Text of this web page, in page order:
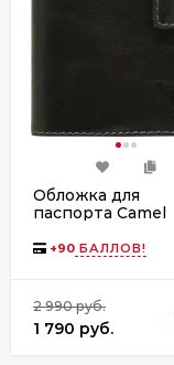
Обложка для
паспорта Camel
+90 БАЛЛОВ!
2 990 руб.
1 790 руб.